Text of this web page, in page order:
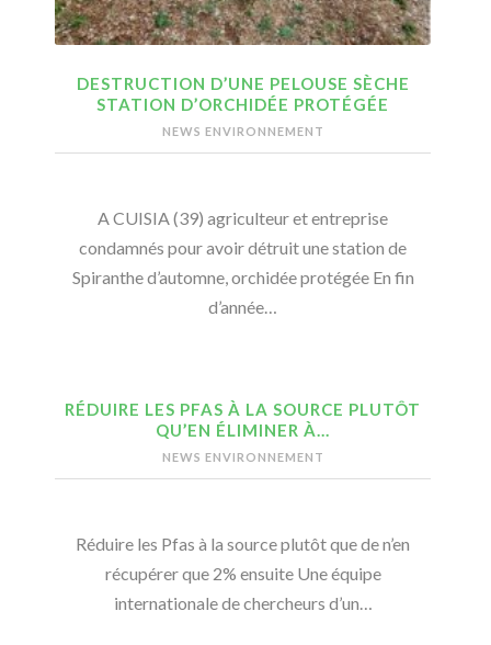
DESTRUCTION D’UNE PELOUSE SÈCHE
STATION D’ORCHIDÉE PROTÉGÉE
NEWS ENVIRONNEMENT
A CUISIA (39) agriculteur et entreprise
condamnés pour avoir détruit une station de
Spiranthe d’automne, orchidée protégée En fin
d’année…
RÉDUIRE LES PFAS À LA SOURCE PLUTÔT
QU’EN ÉLIMINER À…
NEWS ENVIRONNEMENT
Réduire les Pfas à la source plutôt que de n’en
récupérer que 2% ensuite Une équipe
internationale de chercheurs d’un…